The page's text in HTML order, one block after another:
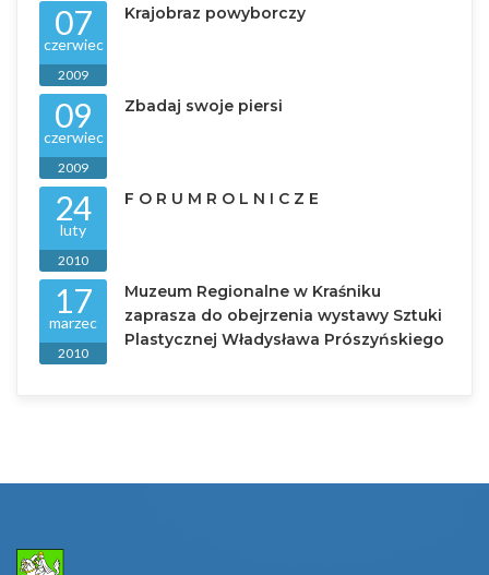
07
czerwiec
2009
Krajobraz powyborczy
09
czerwiec
2009
Zbadaj swoje piersi
24
luty
2010
F O R U M R O L N I C Z E
17
marzec
2010
Muzeum Regionalne w Kraśniku
zaprasza do obejrzenia wystawy Sztuki
Plastycznej Władysława Prószyńskiego